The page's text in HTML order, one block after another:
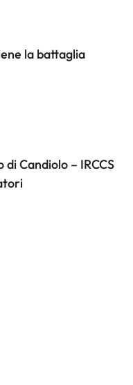
la battaglia
Candiolo – IRCCS